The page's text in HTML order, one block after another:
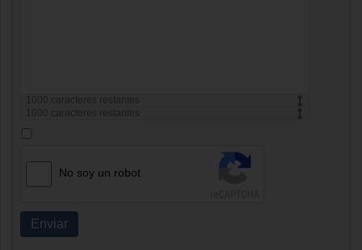
1000
caracteres restantes
1000
caracteres restantes
No soy un robot
Enviar